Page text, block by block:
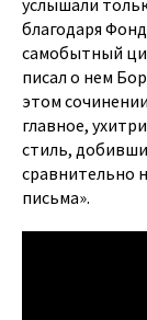
благодаря
самобытный
писал о нем
этом
главное,
стиль,
сравнительно
письма».